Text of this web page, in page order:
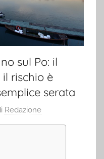
sul Po: il
rischio è
serata
Redazione